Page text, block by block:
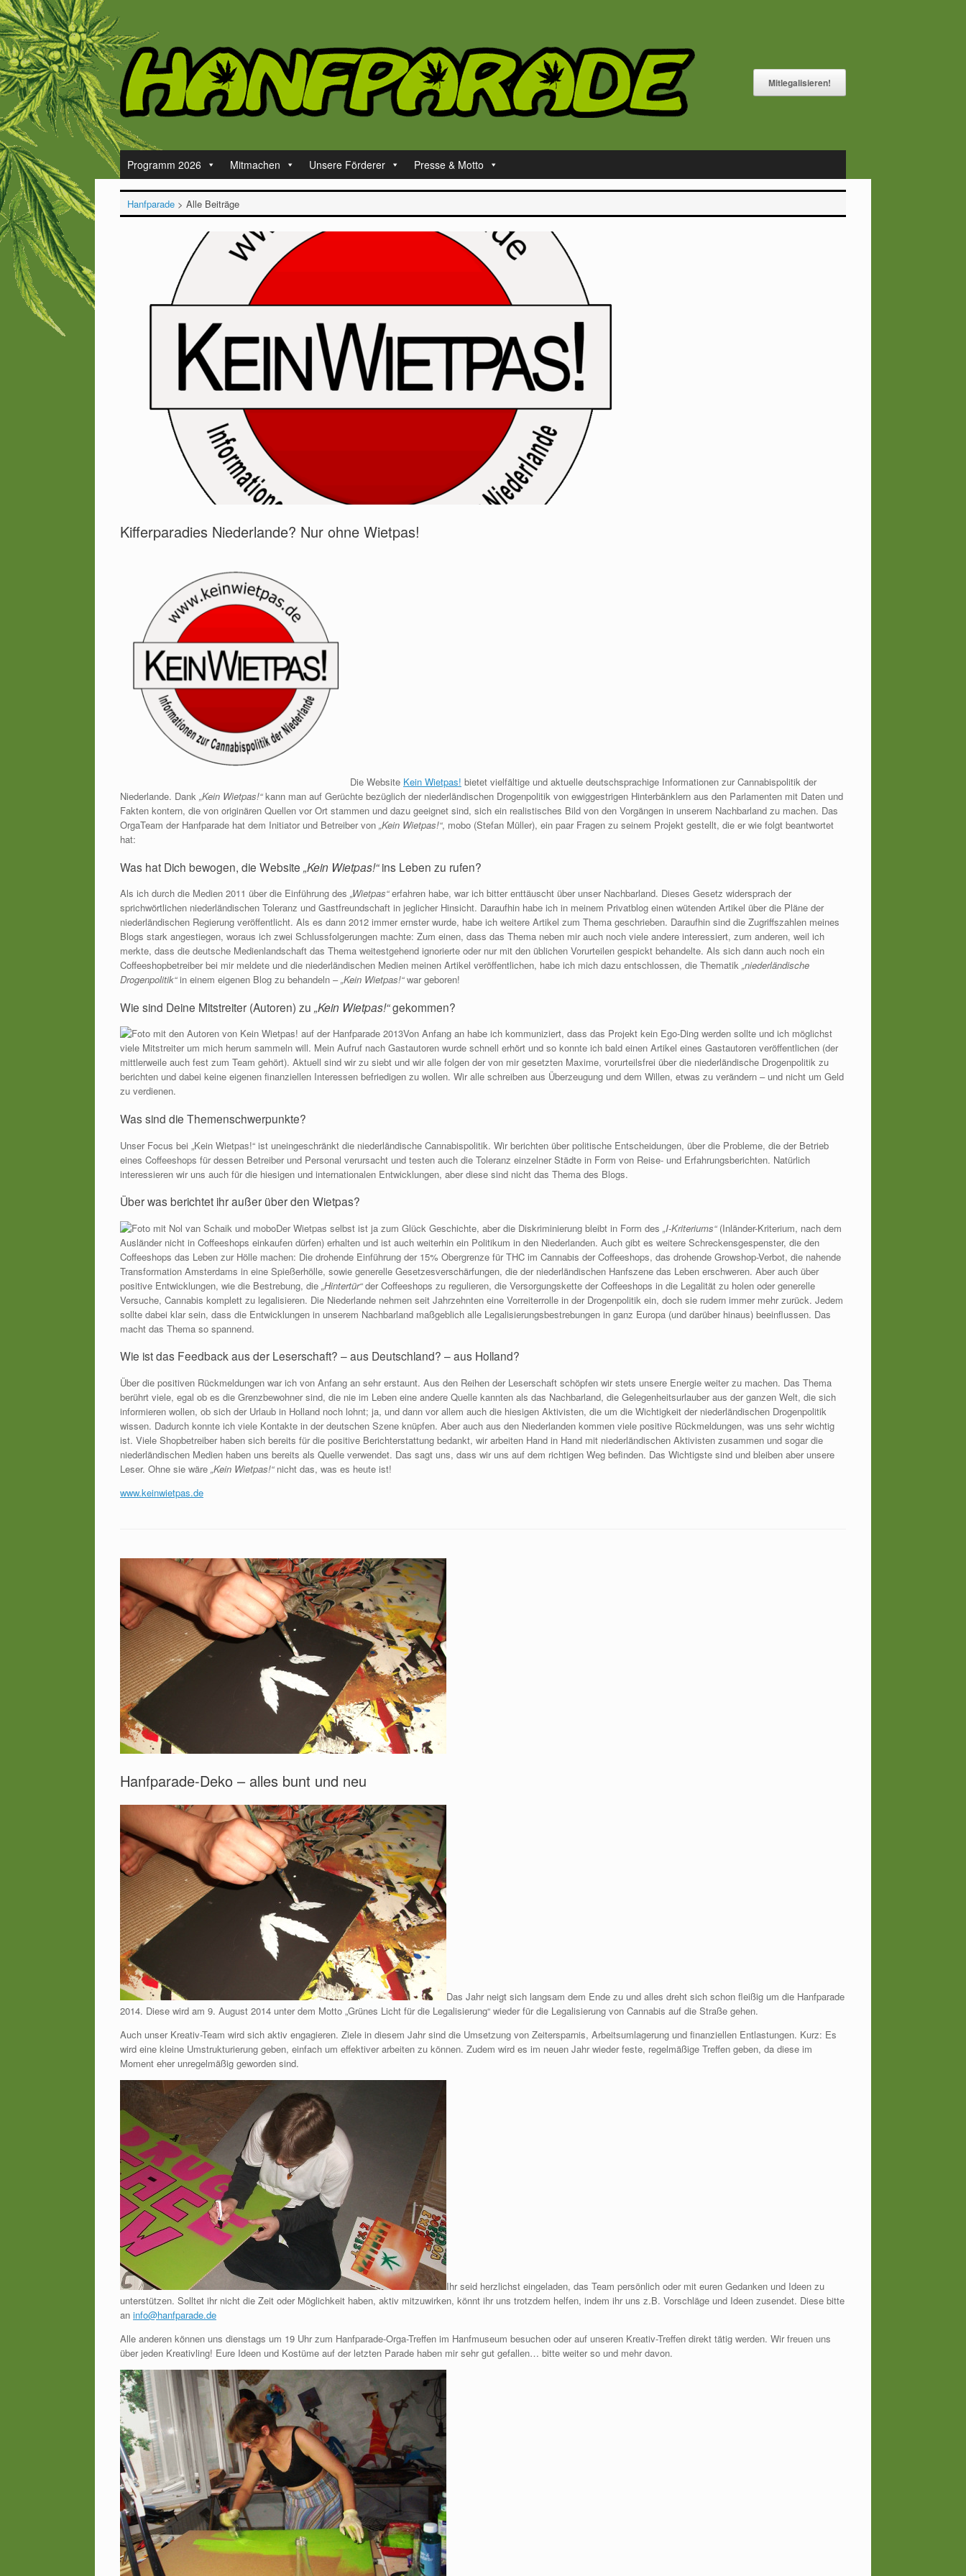
Zum
Inhalt
springen
Mitlegalisieren!
Programm 2026 Mitmachen Unsere Förderer Presse & Motto
Hanfparade> Alle Beiträge
Kifferparadies Niederlande? Nur ohne Wietpas!
Die Website Kein Wietpas! bietet vielfältige und aktuelle deutschsprachige Informationen zur Cannabispolitik der
Niederlande. Dank „Kein Wietpas!“kann man auf Gerüchte bezüglich der niederländischen Drogenpolitik von ewiggestrigen Hinterbänklern aus den Parlamenten mit Daten und
Fakten kontern, die von originären Quellen vor Ort stammen und dazu geeignet sind, sich ein realistisches Bild von den Vorgängen in unserem Nachbarland zu machen. Das
OrgaTeam der Hanfparade hat dem Initiator und Betreiber von „Kein Wietpas!“, mobo (Stefan Müller), ein paar Fragen zu seinem Projekt gestellt, die er wie folgt beantwortet
hat:
Was hat Dich bewogen, die Website „Kein Wietpas!“ins Leben zu rufen?
Als ich durch die Medien 2011 über die Einführung des „Wietpas“erfahren habe, war ich bitter enttäuscht über unser Nachbarland. Dieses Gesetz widersprach der
sprichwörtlichen niederländischen Toleranz und Gastfreundschaft in jeglicher Hinsicht. Daraufhin habe ich in meinem Privatblog einen wütenden Artikel über die Pläne der
niederländischen Regierung veröffentlicht. Als es dann 2012 immer ernster wurde, habe ich weitere Artikel zum Thema geschrieben. Daraufhin sind die Zugriffszahlen meines
Blogs stark angestiegen, woraus ich zwei Schlussfolgerungen machte: Zum einen, dass das Thema neben mir auch noch viele andere interessiert, zum anderen, weil ich
merkte, dass die deutsche Medienlandschaft das Thema weitestgehend ignorierte oder nur mit den üblichen Vorurteilen gespickt behandelte. Als sich dann auch noch ein
Coffeeshopbetreiber bei mir meldete und die niederländischen Medien meinen Artikel veröffentlichen, habe ich mich dazu entschlossen, die Thematik „niederländische
Drogenpolitik“in einem eigenen Blog zu behandeln –„Kein Wietpas!“war geboren!
Wie sind Deine Mitstreiter (Autoren) zu „Kein Wietpas!“gekommen?
Von Anfang an habe ich kommuniziert, dass das Projekt kein Ego-Ding werden sollte und ich möglichst
viele Mitstreiter um mich herum sammeln will. Mein Aufruf nach Gastautoren wurde schnell erhört und so konnte ich bald einen Artikel eines Gastautoren veröffentlichen (der
mittlerweile auch fest zum Team gehört). Aktuell sind wir zu siebt und wir alle folgen der von mir gesetzten Maxime, vorurteilsfrei über die niederländische Drogenpolitik zu
berichten und dabei keine eigenen finanziellen Interessen befriedigen zu wollen. Wir alle schreiben aus Überzeugung und dem Willen, etwas zu verändern – und nicht um Geld
zu verdienen.
Was sind die Themenschwerpunkte?
Unser Focus bei „Kein Wietpas!“ ist uneingeschränkt die niederländische Cannabispolitik. Wir berichten über politische Entscheidungen, über die Probleme, die der Betrieb
eines Coffeeshops für dessen Betreiber und Personal verursacht und testen auch die Toleranz einzelner Städte in Form von Reise- und Erfahrungsberichten. Natürlich
interessieren wir uns auch für die hiesigen und internationalen Entwicklungen, aber diese sind nicht das Thema des Blogs.
Über was berichtet ihr außer über den Wietpas?
Der Wietpas selbst ist ja zum Glück Geschichte, aber die Diskriminierung bleibt in Form des „I-Kriteriums“(Inländer-Kriterium, nach dem
Ausländer nicht in Coffeeshops einkaufen dürfen) erhalten und ist auch weiterhin ein Politikum in den Niederlanden. Auch gibt es weitere Schreckensgespenster, die den
Coffeeshops das Leben zur Hölle machen: Die drohende Einführung der 15% Obergrenze für THC im Cannabis der Coffeeshops, das drohende Growshop-Verbot, die nahende
Transformation Amsterdams in eine Spießerhölle, sowie generelle Gesetzesverschärfungen, die der niederländischen Hanfszene das Leben erschweren. Aber auch über
positive Entwicklungen, wie die Bestrebung, die „Hintertür“der Coffeeshops zu regulieren, die Versorgungskette der Coffeeshops in die Legalität zu holen oder generelle
Versuche, Cannabis komplett zu legalisieren. Die Niederlande nehmen seit Jahrzehnten eine Vorreiterrolle in der Drogenpolitik ein, doch sie rudern immer mehr zurück. Jedem
sollte dabei klar sein, dass die Entwicklungen in unserem Nachbarland maßgeblich alle Legalisierungsbestrebungen in ganz Europa (und darüber hinaus) beeinflussen. Das
macht das Thema so spannend.
Wie ist das Feedback aus der Leserschaft? – aus Deutschland? – aus Holland?
Über die positiven Rückmeldungen war ich von Anfang an sehr erstaunt. Aus den Reihen der Leserschaft schöpfen wir stets unsere Energie weiter zu machen. Das Thema
berührt viele, egal ob es die Grenzbewohner sind, die nie im Leben eine andere Quelle kannten als das Nachbarland, die Gelegenheitsurlauber aus der ganzen Welt, die sich
informieren wollen, ob sich der Urlaub in Holland noch lohnt; ja, und dann vor allem auch die hiesigen Aktivisten, die um die Wichtigkeit der niederländischen Drogenpolitik
wissen. Dadurch konnte ich viele Kontakte in der deutschen Szene knüpfen. Aber auch aus den Niederlanden kommen viele positive Rückmeldungen, was uns sehr wichtig
ist. Viele Shopbetreiber haben sich bereits für die positive Berichterstattung bedankt, wir arbeiten Hand in Hand mit niederländischen Aktivisten zusammen und sogar die
niederländischen Medien haben uns bereits als Quelle verwendet. Das sagt uns, dass wir uns auf dem richtigen Weg befinden. Das Wichtigste sind und bleiben aber unsere
Leser. Ohne sie wäre „Kein Wietpas!“nicht das, was es heute ist!
www.keinwietpas.de
Hanfparade-Deko – alles bunt und neu
Das Jahr neigt sich langsam dem Ende zu und alles dreht sich schon fleißig um die Hanfparade
2014. Diese wird am 9. August 2014 unter dem Motto „Grünes Licht für die Legalisierung“ wieder für die Legalisierung von Cannabis auf die Straße gehen.
Auch unser Kreativ-Team wird sich aktiv engagieren. Ziele in diesem Jahr sind die Umsetzung von Zeitersparnis, Arbeitsumlagerung und finanziellen Entlastungen. Kurz: Es
wird eine kleine Umstrukturierung geben, einfach um effektiver arbeiten zu können. Zudem wird es im neuen Jahr wieder feste, regelmäßige Treffen geben, da diese im
Moment eher unregelmäßig geworden sind.
Ihr seid herzlichst eingeladen, das Team persönlich oder mit euren Gedanken und Ideen zu
unterstützen. Solltet ihr nicht die Zeit oder Möglichkeit haben, aktiv mitzuwirken, könnt ihr uns trotzdem helfen, indem ihr uns z.B. Vorschläge und Ideen zusendet. Diese bitte
an info@hanfparade.de
Alle anderen können uns dienstags um 19 Uhr zum Hanfparade-Orga-Treffen im Hanfmuseum besuchen oder auf unseren Kreativ-Treffen direkt tätig werden. Wir freuen uns
über jeden Kreativling! Eure Ideen und Kostüme auf der letzten Parade haben mir sehr gut gefallen… bitte weiter so und mehr davon.